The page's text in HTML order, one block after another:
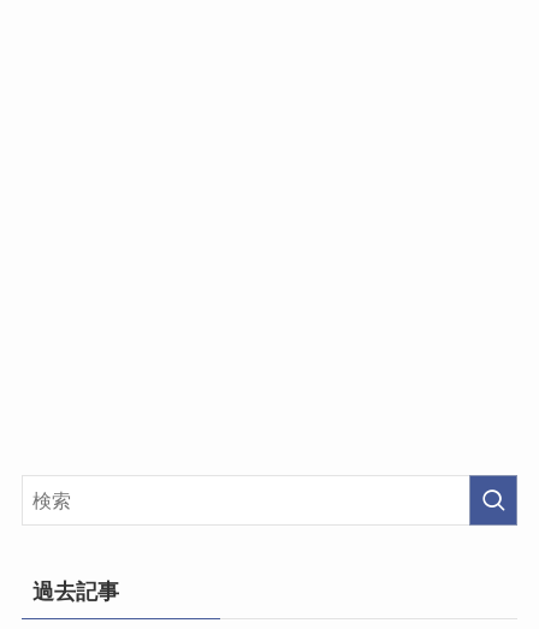
過去記事